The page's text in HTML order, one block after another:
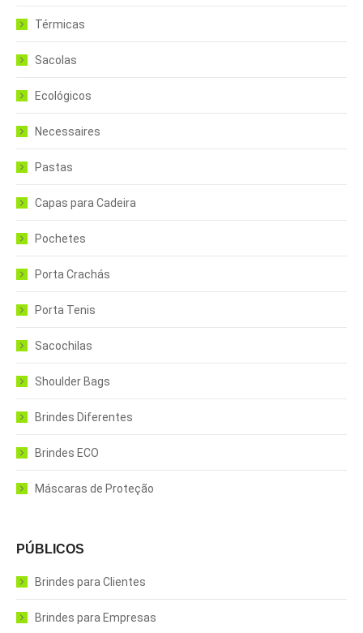
Térmicas
Sacolas
Ecológicos
Necessaires
Pastas
Capas para Cadeira
Pochetes
Porta Crachás
Porta Tenis
Sacochilas
Shoulder Bags
Brindes Diferentes
Brindes ECO
Máscaras de Proteção
PÚBLICOS
Brindes para Clientes
Brindes para Empresas